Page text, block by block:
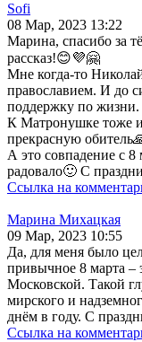
Sofi
08 Мар, 2023 13:22
Марина, спасибо за
рассказ!😊💜🤗
Мне когда-то
православием. И до
поддержку по жизни.
К Матронушке тоже
прекрасную
А это совпадение с 8
радовало🙂 С
Ссылка на
Марина Михацкая
09 Мар, 2023 10:55
Да, для меня было
привычное 8 марта –
Московской. Такой
мирского и
днём в году. С
Ссылка на